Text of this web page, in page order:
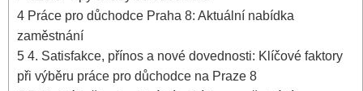
4 Práce pro důchodce Praha 8: Aktuální nabídka
zaměstnání
5 4. Satisfakce, přínos a nové dovednosti: Klíčové faktory
při výběru práce pro důchodce na Praze 8